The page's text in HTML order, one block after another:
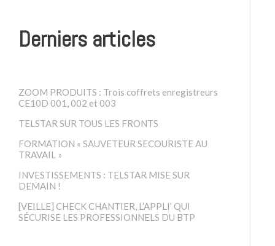
Derniers articles
ZOOM PRODUITS : Trois coffrets enregistreurs
CE10D 001, 002 et 003
TELSTAR SUR TOUS LES FRONTS
FORMATION « SAUVETEUR SECOURISTE AU
TRAVAIL »
INVESTISSEMENTS : TELSTAR MISE SUR
DEMAIN !
[VEILLE] CHECK CHANTIER, L’APPLI’ QUI
SÉCURISE LES PROFESSIONNELS DU BTP